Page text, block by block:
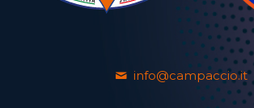
info@campaccio.it